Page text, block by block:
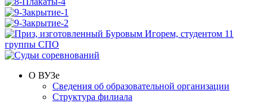
О ВУЗе
Сведения об образовательной организации
Структура филиала